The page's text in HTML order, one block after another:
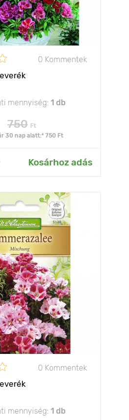
0 Kommentek
mennyiség: 1 db
750 Ft
30 nap alatt:* 750 Ft
Kosárhoz adás
0 Kommentek
mennyiség: 1 db